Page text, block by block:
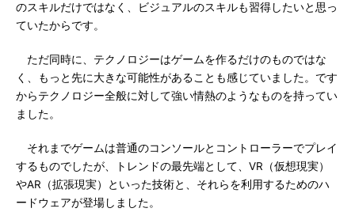
のスキルだけではなく、ビジュアルのスキルも習得したいと思っ
ていたからです。
ただ同時に、テクノロジーはゲームを作るだけのものではな
く、もっと先に大きな可能性があることも感じていました。です
からテクノロジー全般に対して強い情熱のようなものを持ってい
ました。
それまでゲームは普通のコンソールとコントローラーでプレイ
するものでしたが、トレンドの最先端として、VR（仮想現実）
やAR（拡張現実）といった技術と、それらを利用するためのハ
ードウェアが登場しました。